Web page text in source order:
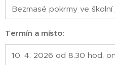
Termín a místo: